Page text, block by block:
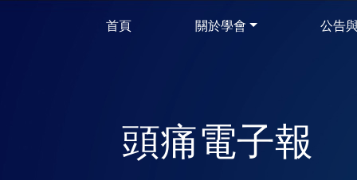
首頁 關於學會 公告
頭痛電子報